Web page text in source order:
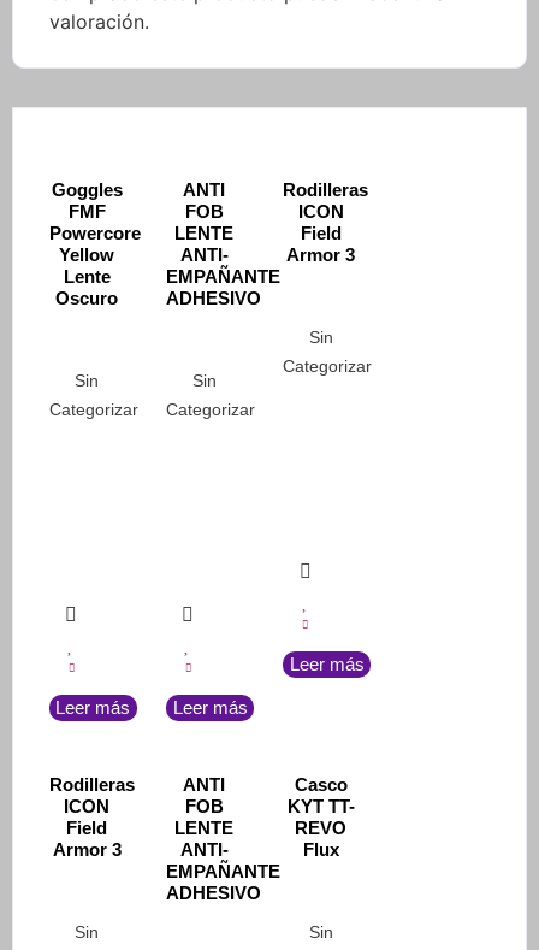
valoración.
Goggles
FMF
Powercore
Yellow
Lente
Oscuro
Sin
Categorizar
Leer más
ANTI
FOB
LENTE
ANTI-
EMPAÑANTE
ADHESIVO
Sin
Categorizar
Leer más
Rodilleras
ICON
Field
Armor 3
Sin
Categorizar
Leer más
Rodilleras
ICON
Field
Armor 3
Sin
ANTI
FOB
LENTE
ANTI-
EMPAÑANTE
ADHESIVO
Casco
KYT TT-
REVO
Flux
Sin